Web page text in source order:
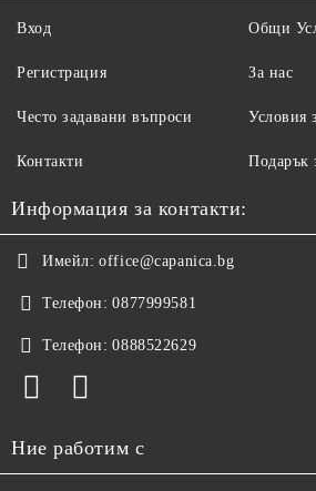
Вход
Регистрация
Често задавани въпроси
Контакти
Общи
За нас
Условия
Подарък
Информация за контакти:
Имейл: office@capanica.bg
Телефон: 0877999581
Телефон: 0888522629
Ние работим с